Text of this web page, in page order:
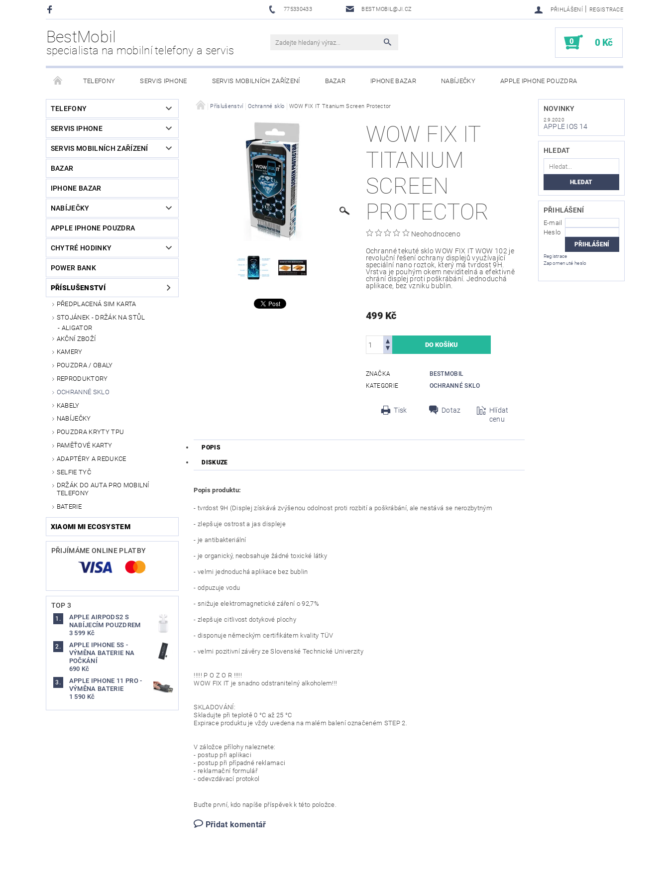
775330433 BESTMOBIL@JI.CZ PŘIHLÁŠENÍ | REGISTRACE
BestMobil
specialista na mobilní telefony a servis
0 0 Kč
TELEFONY SERVIS IPHONE SERVIS MOBILNÍCH ZAŘÍZENÍ BAZAR IPHONE BAZAR NABÍJEČKY APPLE IPHONE POUZDRA
CHYTRÉ HODINKY POWER BANK PŘÍSLUŠENSTVÍ XIAOMI MI ECOSYSTEM OBCHODNÍ PODMÍNKY KONTAKTY
KDO JSME
TELEFONY
SERVIS IPHONE
SERVIS MOBILNÍCH ZAŘÍZENÍ
BAZAR
IPHONE BAZAR
NABÍJEČKY
APPLE IPHONE POUZDRA
CHYTRÉ HODINKY
POWER BANK
PŘÍSLUŠENSTVÍ
PŘEDPLACENÁ SIM KARTA
STOJÁNEK - DRŽÁK NA STŮL
ALIGATOR
AKČNÍ ZBOŽÍ
KAMERY
POUZDRA / OBALY
REPRODUKTORY
OCHRANNÉ SKLO
KABELY
NABÍJEČKY
POUZDRA KRYTY TPU
PAMĚŤOVÉ KARTY
ADAPTÉRY A REDUKCE
SELFIE TYČ
DRŽÁK DO AUTA PRO MOBILNÍ
TELEFONY
BATERIE
XIAOMI MI ECOSYSTEM
PŘIJÍMÁME ONLINE PLATBY
TOP 3
APPLE AIRPODS2 S
NABÍJECÍM POUZDREM
3 599 Kč
APPLE IPHONE 5S -
VÝMĚNA BATERIE NA
POČKÁNÍ
690 Kč
APPLE IPHONE 11 PRO -
VÝMĚNA BATERIE
1 590 Kč
Příslušenství Ochranné sklo WOW FIX IT Titanium Screen Protector
WOW FIX IT
TITANIUM
SCREEN
PROTECTOR
Neohodnoceno
Ochranné tekuté sklo WOW FIX IT WOW 102 je
revoluční řešení ochrany displejů využívající
speciální nano roztok, který má tvrdost 9H.
Vrstva je pouhým okem neviditelná a efektivně
chrání displej proti poškrábání. Jednoduchá
aplikace, bez vzniku bublin.
499 Kč
ZNAČKA
BESTMOBIL
KATEGORIE
OCHRANNÉ SKLO
Tisk Dotaz
Hlídat
cenu
POPIS
DISKUZE
Popis produktu:
- tvrdost 9H (Displej získává zvýšenou odolnost proti rozbití a poškrábání, ale nestává se nerozbytným
- zlepšuje ostrost a jas displeje
- je antibakteriální
- je organický, neobsahuje žádné toxické látky
- velmi jednoduchá aplikace bez bublin
- odpuzuje vodu
- snižuje elektromagnetické záření o 92,7%
- zlepšuje citlivost dotykové plochy
- disponuje německým certifikátem kvality TÜV
- velmi pozitivní závěry ze Slovenské Technické Univerzity
!!!!! P O Z O R !!!!!
WOW FIX IT je snadno odstranitelný alkoholem!!!
SKLADOVÁNÍ:
Skladujte při teplotě 0 °C až 25 °C
Expirace produktu je vždy uvedena na malém balení označeném STEP 2.
V záložce přílohy naleznete:
- postup při aplikaci
- postup při případné reklamaci
- reklamační formulář
- odevzdávací protokol
Buďte první, kdo napíše příspěvek k této položce.
Přidat komentář
NOVINKY
2.9.2020
APPLE IOS 14
HLEDAT
PŘIHLÁŠENÍ
E-mail
Heslo
Registrace
Zapomenuté heslo